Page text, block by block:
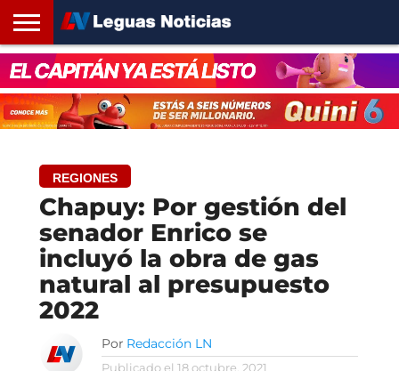
INICIO
SANTA
FE
ROSARIO24
REGIONES
ARGENTINA
OPINIÓN
CONTACTO
REGIONES
Chapuy: Por gestión del
senador Enrico se
incluyó la obra de gas
natural al presupuesto
2022
Por Redacción LN
Publicado el 18 octubre, 2021